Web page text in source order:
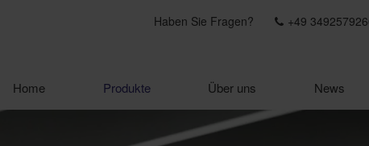
Haben Sie Fragen? +49
Home Produkte Über uns News